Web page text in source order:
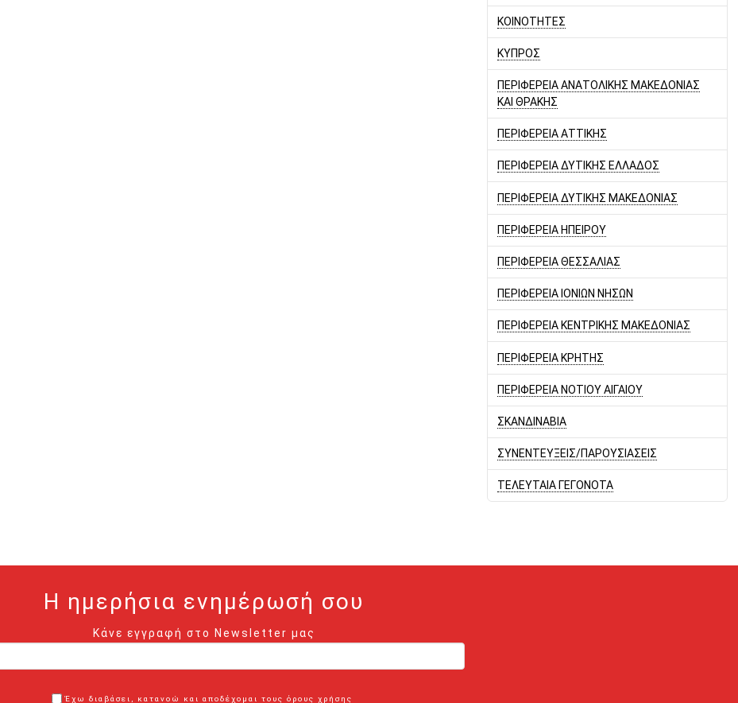
ΚΟΙΝΟΤΗΤΕΣ
ΚΥΠΡΟΣ
ΠΕΡΙΦΕΡΕΙΑ ΑΝΑΤΟΛΙΚΗΣ ΜΑΚΕΔΟΝΙΑΣ
ΚΑΙ ΘΡΑΚΗΣ
ΠΕΡΙΦΕΡΕΙΑ ΑΤΤΙΚΗΣ
ΠΕΡΙΦΕΡΕΙΑ ΔΥΤΙΚΗΣ ΕΛΛΑΔΟΣ
ΠΕΡΙΦΕΡΕΙΑ ΔΥΤΙΚΗΣ ΜΑΚΕΔΟΝΙΑΣ
ΠΕΡΙΦΕΡΕΙΑ ΗΠΕΙΡΟΥ
ΠΕΡΙΦΕΡΕΙΑ ΘΕΣΣΑΛΙΑΣ
ΠΕΡΙΦΕΡΕΙΑ ΙΟΝΙΩΝ ΝΗΣΩΝ
ΠΕΡΙΦΕΡΕΙΑ ΚΕΝΤΡΙΚΗΣ ΜΑΚΕΔΟΝΙΑΣ
ΠΕΡΙΦΕΡΕΙΑ ΚΡΗΤΗΣ
ΠΕΡΙΦΕΡΕΙΑ ΝΟΤΙΟΥ ΑΙΓΑΙΟΥ
ΣΚΑΝΔΙΝΑΒΙΑ
ΣΥΝΕΝΤΕΥΞΕΙΣ/ΠΑΡΟΥΣΙΑΣΕΙΣ
ΤΕΛΕΥΤΑΙΑ ΓΕΓΟΝΟΤΑ
Η ημερήσια ενημέρωσή σου
Κάνε εγγραφή στο Newsletter μας
Έχω διαβάσει, κατανοώ και αποδέχομαι τους όρους χρήσης